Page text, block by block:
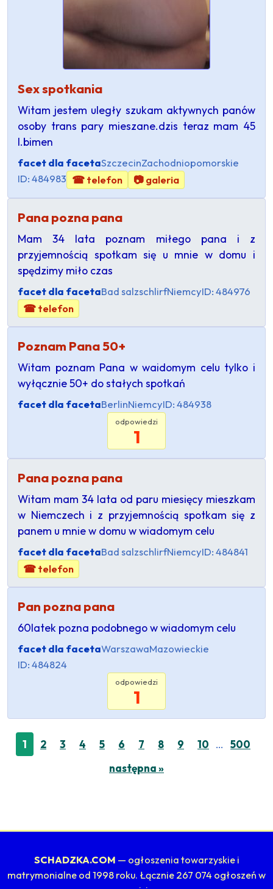
Sex spotkania
Witam jestem uległy szukam aktywnych panów
osoby trans pary mieszane.dzis teraz mam 45
l.bimen
facet dla facetaSzczecinZachodniopomorskie
ID: 484983 ☎ telefon 📷 galeria
Pana pozna pana
Mam 34 lata poznam miłego pana i z
przyjemnością spotkam się u mnie w domu i
spędzimy miło czas
facet dla facetaBad salzschlirfNiemcyID: 484976
☎ telefon
Poznam Pana 50+
Witam poznam Pana w waidomym celu tylko i
wyłącznie 50+ do stałych spotkań
facet dla facetaBerlinNiemcyID: 484938
odpowiedzi
1
Pana pozna pana
Witam mam 34 lata od paru miesięcy mieszkam
w Niemczech i z przyjemnością spotkam się z
panem u mnie w domu w wiadomym celu
facet dla facetaBad salzschlirfNiemcyID: 484841
☎ telefon
Pan pozna pana
60latek pozna podobnego w wiadomym celu
facet dla facetaWarszawaMazowieckie
ID: 484824
odpowiedzi
1
1 2 3 4 5 6 7 8 9 10 …
500
następna »
SCHADZKA.COM — ogłoszenia towarzyskie i
matrymonialne od 1998 roku. Łącznie 267 074 ogłoszeń w